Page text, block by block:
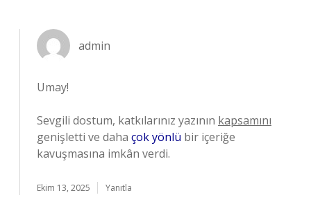
admin
Umay!
Sevgili dostum, katkılarınız yazının kapsamını
genişletti ve daha çok yönlü bir içeriğe
kavuşmasına imkân verdi.
Ekim 13, 2025 Yanıtla